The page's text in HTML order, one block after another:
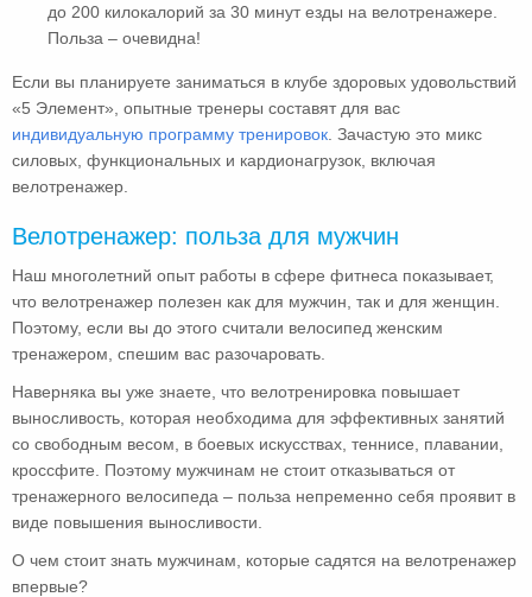
до 200 килокалорий за 30 минут езды на велотренажере.
Польза – очевидна!
Если вы планируете заниматься в клубе здоровых удовольствий
«5 Элемент», опытные тренеры составят для вас
индивидуальную программу тренировок . Зачастую это микс
силовых, функциональных и кардионагрузок, включая
велотренажер.
Велотренажер: польза для мужчин
Наш многолетний опыт работы в сфере фитнеса показывает,
что велотренажер полезен как для мужчин, так и для женщин.
Поэтому, если вы до этого считали велосипед женским
тренажером, спешим вас разочаровать.
Наверняка вы уже знаете, что велотренировка повышает
выносливость, которая необходима для эффективных занятий
со свободным весом, в боевых искусствах, теннисе, плавании,
кроссфите. Поэтому мужчинам не стоит отказываться от
тренажерного велосипеда – польза непременно себя проявит в
виде повышения выносливости.
О чем стоит знать мужчинам, которые садятся на велотренажер
впервые?